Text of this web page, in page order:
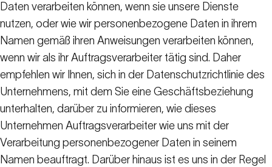
Daten verarbeiten können, wenn sie unsere Dienste
nutzen, oder wie wir personenbezogene Daten in ihrem
Namen gemäß ihren Anweisungen verarbeiten können,
wenn wir als ihr Auftragsverarbeiter tätig sind. Daher
empfehlen wir Ihnen, sich in der Datenschutzrichtlinie des
Unternehmens, mit dem Sie eine Geschäftsbeziehung
unterhalten, darüber zu informieren, wie dieses
Unternehmen Auftragsverarbeiter wie uns mit der
Verarbeitung personenbezogener Daten in seinem
Namen beauftragt. Darüber hinaus ist es uns in der Regel